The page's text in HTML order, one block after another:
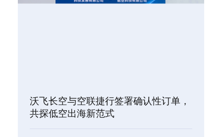
沃飞长空与空联捷行签署确认性订单，
共探低空出海新范式